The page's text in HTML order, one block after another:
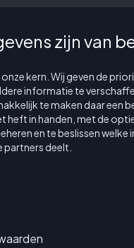
zijn van
kern. Wij geven de
informatie te
te maken daar een
heft in handen, met de
en te beslissen welke
partners deelt.